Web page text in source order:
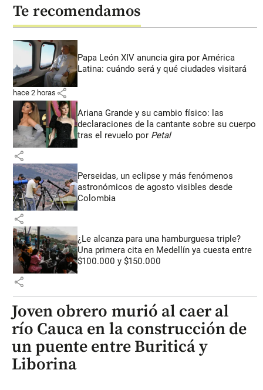
Te recomendamos
Papa León XIV anuncia gira por América
Latina: cuándo será y qué ciudades visitará
hace 2 horas share
Ariana Grande y su cambio físico: las
declaraciones de la cantante sobre su cuerpo
tras el revuelo por Petal
share
Perseidas, un eclipse y más fenómenos
astronómicos de agosto visibles desde
Colombia
share
¿Le alcanza para una hamburguesa triple?
Una primera cita en Medellín ya cuesta entre
$100.000 y $150.000
share
Joven obrero murió al caer al
río Cauca en la construcción de
un puente entre Buriticá y
Liborina